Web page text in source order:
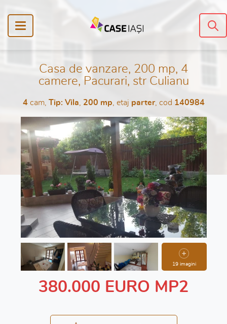
Casa de vanzare, 200 mp, 4
camere, Pacurari, str Culianu
4cam, Tip: Vila 200 mp , etaj parter, cod 140984
19 imagini
380.000 EURO MP2